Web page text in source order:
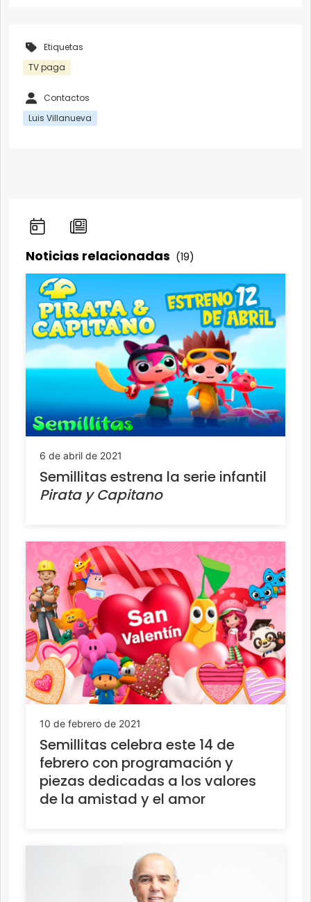
Etiquetas
TV paga
Contactos
Luis Villanueva
Noticias relacionadas (19)
6 de abril de 2021
Semillitas estrena la serie infantil
Pirata y Capitano
10 de febrero de 2021
Semillitas celebra este 14 de
febrero con programación y
piezas dedicadas a los valores
de la amistad y el amor